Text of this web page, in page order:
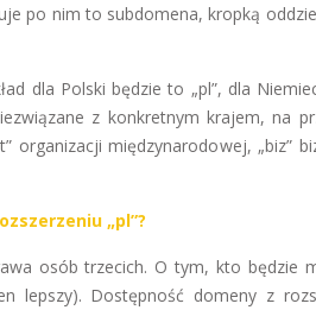
po nim to subdomena, kropką
dla Polski będzie to „pl”, dla
z konkretnym krajem, na
organizacji międzynarodowej, „biz”
„pl”?
osób trzecich. O tym, kto będzie
lepszy). Dostępność domeny z